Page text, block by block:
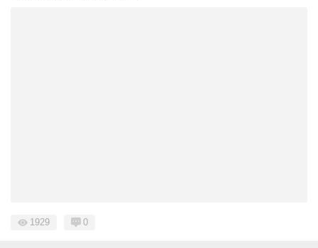
1929 0